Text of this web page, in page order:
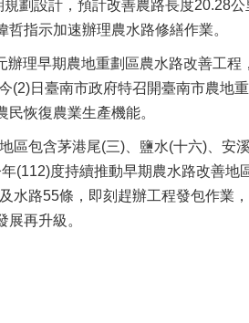
劃設計，預計改善農路長度20.28
指示加速辦理農水路修繕作業。
理早期農地重劃區農水路改善工
日臺南市政府特召開臺南市農地
恢復農業生產機能。
包含茅港尾(三)、鹽水(十六)、安
(112)度持續推動早期農水路改善地
水路55條，即刻趕辦工程發包作業
再升級。